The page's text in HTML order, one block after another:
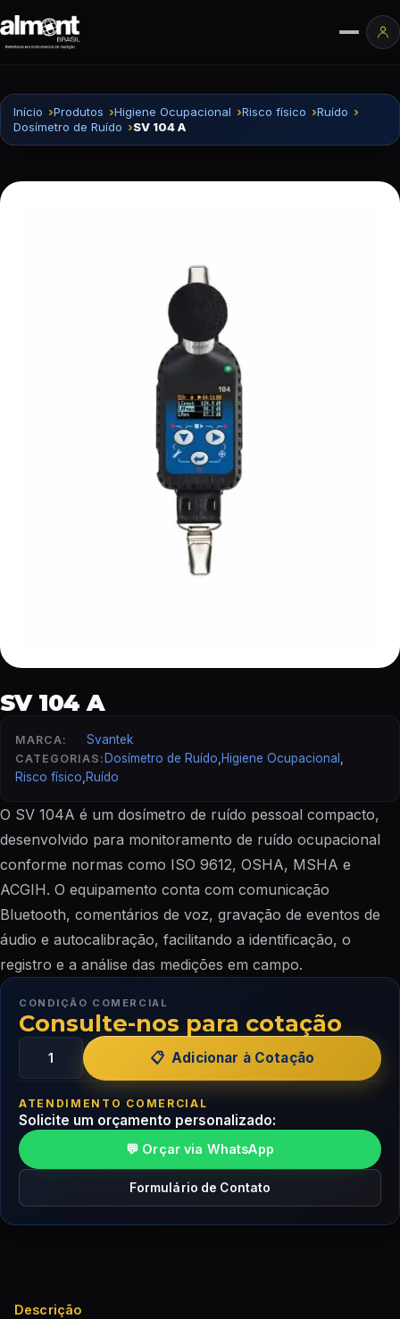
Início Produtos Higiene Ocupacional Risco físico
Ruído
Dosímetro de Ruído
SV 104 A
SV 104 A
MARCA: Svantek
CATEGORIAS:Dosímetro de Ruído Higiene Ocupacional
Risco físico Ruído
O SV 104A é um dosímetro de ruído pessoal compacto,
desenvolvido para monitoramento de ruído ocupacional
conforme normas como ISO 9612, OSHA, MSHA e
ACGIH. O equipamento conta com comunicação
Bluetooth, comentários de voz, gravação de eventos de
áudio e autocalibração, facilitando a identificação, o
registro e a análise das medições em campo.
CONDIÇÃO COMERCIAL
Consulte-nos para cotação
Adicionar à Cotação
ATENDIMENTO COMERCIAL
Solicite um orçamento personalizado:
💬 Orçar via WhatsApp
Formulário de Contato
Descrição